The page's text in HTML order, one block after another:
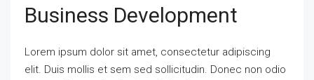
Business Development
Lorem ipsum dolor sit amet, consectetur adipiscing
elit. Duis mollis et sem sed sollicitudin. Donec non odio